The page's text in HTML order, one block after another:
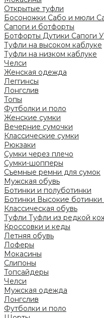
Открытые туфли
Босоножки Сабо и мюли
Сапоги и ботфорты
Ботфорты Дутики Сапоги
Туфли на высоком каблуке
Туфли на низком каблуке
Челси
Женская одежда
Леггинсы
Лонгслив
Топы
Футболки и поло
Женские сумки
Вечерние сумочки
Классические сумки
Рюкзаки
Сумки через плечо
Сумки-шопперы
Съемные ремни для сумок
Мужская обувь
Ботинки и полуботинки
Ботинки Высокие ботинки
Классическая обувь
Туфли Туфли из редкой
Кроссовки и кеды
Летняя обувь
Лоферы
Мокасины
Слипоны
Топсайдеры
Челси
Мужская одежда
Лонгслив
Футболки и поло